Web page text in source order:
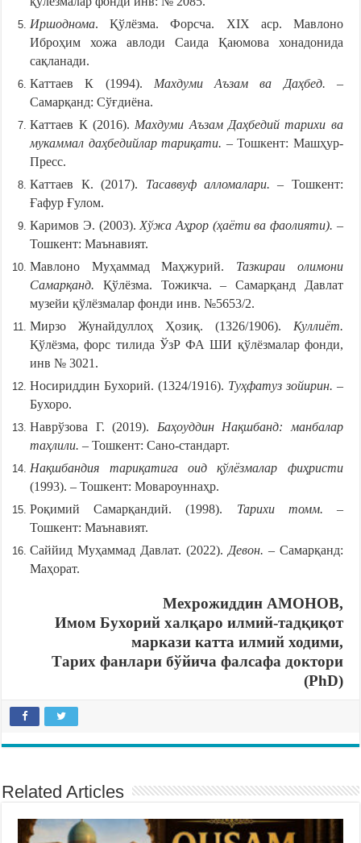
Иршоднома. Қўлёзма. Форсча. ХIХ аср. Мавлоно
Иброҳим хожа авлоди Саида Қаюмова хонадонида
сақланади.
Каттаев К (1994). Махдуми Аъзам ва Даҳбед. –
Самарқанд: Сўғдиёна.
Каттаев К (2016). Махдуми Аъзам Даҳбедий тарихи ва
мукаммал даҳбедийлар тариқати. – Тошкент: Машҳур-
Пресс.
Каттаев К. (2017). Тасаввуф алломалари. – Тошкент:
Ғафур Ғулом.
Каримов Э. (2003). Хўжа Аҳрор (ҳаёти ва фаолияти). –
Тошкент: Маънавият.
Мавлоно Муҳаммад Маҳжурий. Тазкираи олимони
Самарқанд. Қўлёзма. Тожикча. – Самарқанд Давлат
музейи қўлёзмалар фонди инв. №5653/2.
Мирзо Жунайдуллоҳ Ҳозиқ. (1326/1906). Куллиёт.
Қўлёзма, форс тилида ЎзР ФА ШИ қўлёзмалар фонди,
инв № 3021.
Носириддин Бухорий. (1324/1916). Туҳфатуз зойирин. –
Бухоро.
Наврўзова Г. (2019). Баҳоуддин Нақшбанд: манбалар
таҳлили. – Тошкент: Сано-стандарт.
Нақшбандия тариқатига оид қўлёзмалар фиҳристи
(1993). – Тошкент: Мовароуннаҳр.
Роқимий Самарқандий. (1998). Тарихи томм. –
Тошкент: Маънавият.
Саййид Муҳаммад Давлат. (2022). Девон. – Самарқанд:
Маҳорат.
Мехрожиддин АМОНОВ,
Имом Бухорий халқаро илмий-тадқиқот
маркази катта илмий ходими,
Тарих фанлари бўйича фалсафа доктори
(PhD)
Related Articles